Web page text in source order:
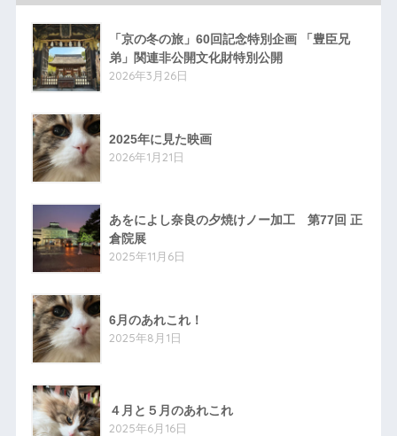
「京の冬の旅」60回記念特別企画 「豊臣兄
弟」関連非公開文化財特別公開
2026年3月26日
2025年に見た映画
2026年1月21日
あをによし奈良の夕焼けノー加工 第77回 正
倉院展
2025年11月6日
6月のあれこれ！
2025年8月1日
４月と５月のあれこれ
2025年6月16日